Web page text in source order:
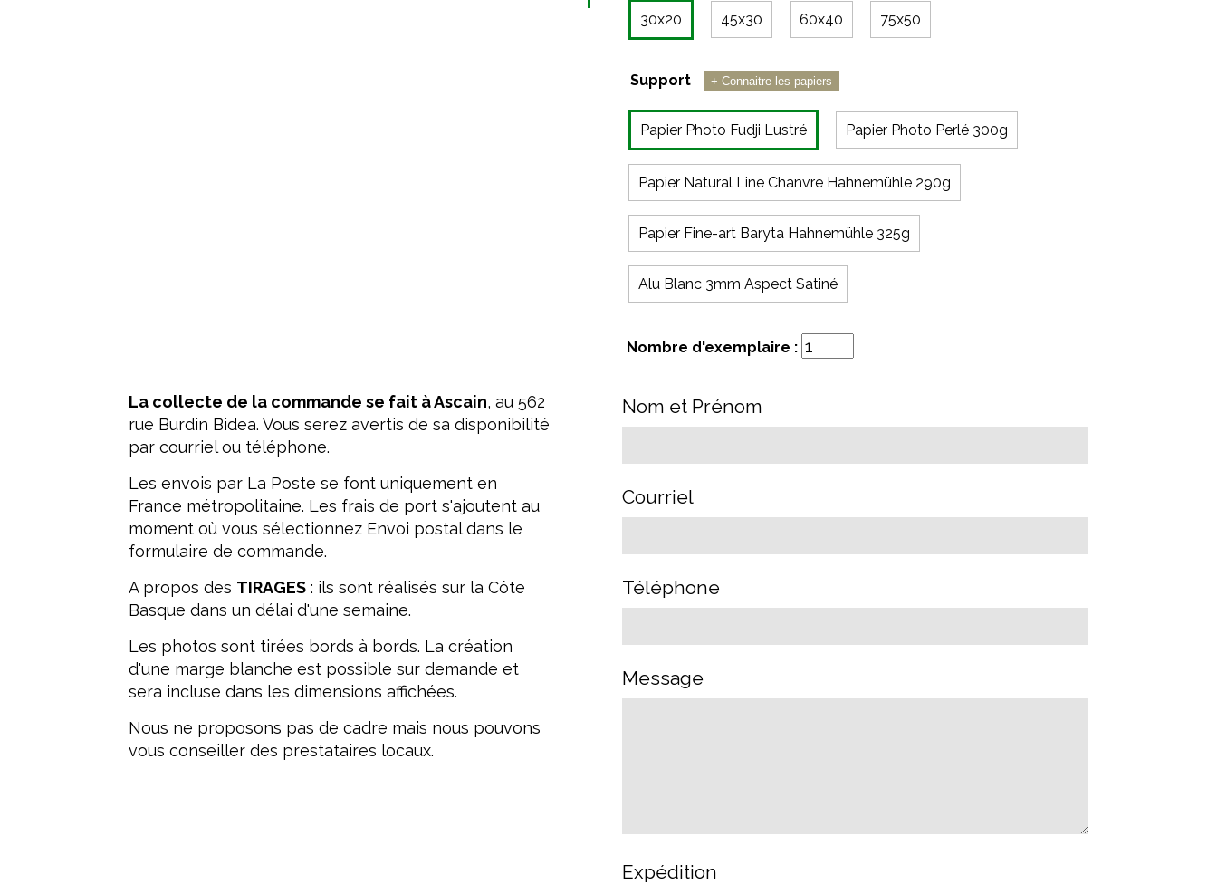
30x20 45x30 60x40 75x50
Support + Connaitre les papiers
Papier Photo Fudji Lustré Papier Photo Perlé 300g
Papier Natural Line Chanvre Hahnemühle 290g
Papier Fine-art Baryta Hahnemühle 325g
Alu Blanc 3mm Aspect Satiné
Nombre d'exemplaire :
La collecte de la commande se fait à Ascain, au 562
rue Burdin Bidea. Vous serez avertis de sa disponibilité
par courriel ou téléphone.
Les envois par La Poste se font uniquement en
France métropolitaine. Les frais de port s'ajoutent au
moment où vous sélectionnez Envoi postal dans le
formulaire de commande.
A propos des TIRAGES : ils sont réalisés sur la Côte
Basque dans un délai d'une semaine.
Les photos sont tirées bords à bords. La création
d'une marge blanche est possible sur demande et
sera incluse dans les dimensions affichées.
Nous ne proposons pas de cadre mais nous pouvons
vous conseiller des prestataires locaux.
Nom et Prénom
Courriel
Téléphone
Message
Expédition